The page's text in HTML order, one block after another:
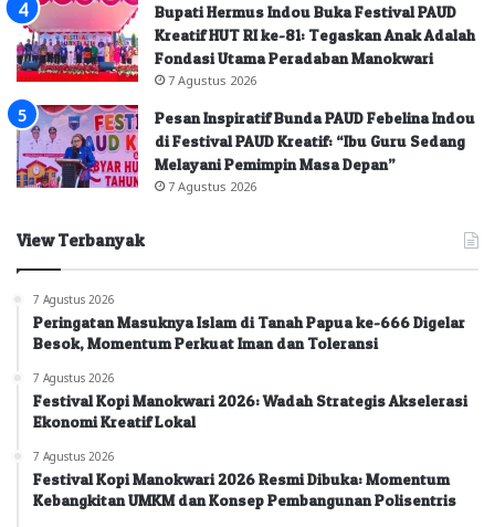
Bupati Hermus Indou Buka Festival PAUD
Kreatif HUT RI ke-81: Tegaskan Anak Adalah
Fondasi Utama Peradaban Manokwari
7 Agustus 2026
Pesan Inspiratif Bunda PAUD Febelina Indou
di Festival PAUD Kreatif: “Ibu Guru Sedang
Melayani Pemimpin Masa Depan”
7 Agustus 2026
View Terbanyak
7 Agustus 2026
Peringatan Masuknya Islam di Tanah Papua ke-666 Digelar
Besok, Momentum Perkuat Iman dan Toleransi
7 Agustus 2026
Festival Kopi Manokwari 2026: Wadah Strategis Akselerasi
Ekonomi Kreatif Lokal
7 Agustus 2026
Festival Kopi Manokwari 2026 Resmi Dibuka: Momentum
Kebangkitan UMKM dan Konsep Pembangunan Polisentris